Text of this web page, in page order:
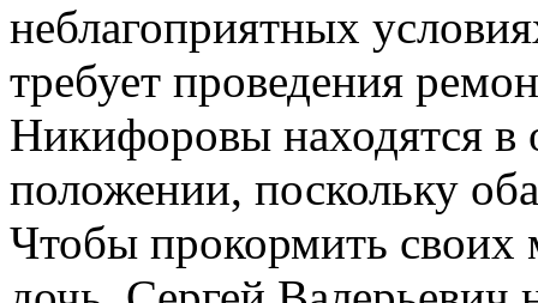
неблагоприятных
требует проведения
Никифоровы находятся в
положении, поскольку
Чтобы прокормить своих